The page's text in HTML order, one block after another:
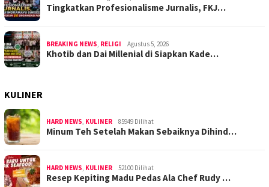
Tingkatkan Profesionalisme Jurnalis, FKJ…
BREAKING NEWS RELIGI Agustus 5, 2026
Khotib dan Dai Millenial di Siapkan Kade…
KULINER
HARD NEWS KULINER 85949 Dilihat
Minum Teh Setelah Makan Sebaiknya Dihind…
HARD NEWS KULINER 52100 Dilihat
Resep Kepiting Madu Pedas Ala Chef Rudy …